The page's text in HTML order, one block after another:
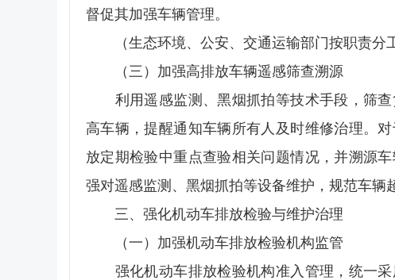
督促其加强车辆管理。
（生态环境、公安、交通运输部门按职责分工
（三）加强高排放车辆遥感筛查溯源
利用遥感监测、黑烟抓拍等技术手段，筛查
高车辆，提醒通知车辆所有人及时维修治理。
放定期检验中重点查验相关问题情况，并溯源
强对遥感监测、黑烟抓拍等设备维护，规范车辆
三、强化机动车排放检验与维护治理
（一）加强机动车排放检验机构监管
强化机动车排放检验机构准入管理，统一采